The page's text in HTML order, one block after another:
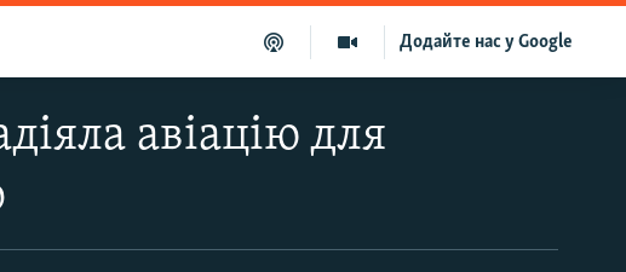
Додайте нас у Google
авіацію для